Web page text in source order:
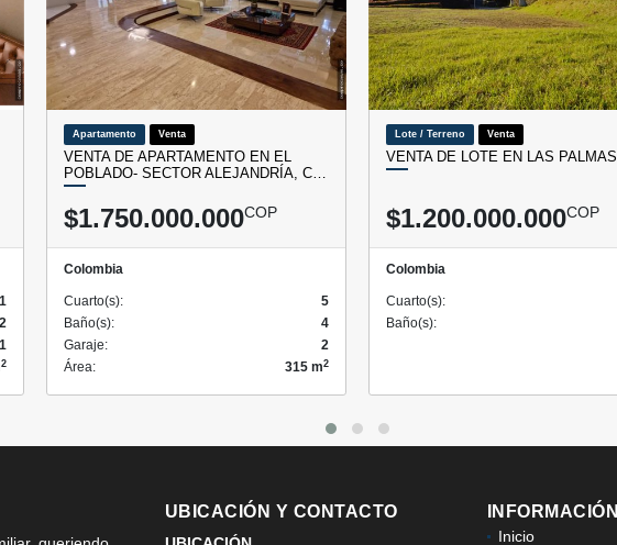
1
2
1
2
Apartamento Venta
VENTA DE APARTAMENTO EN EL
POBLADO- SECTOR ALEJANDRÍA, C…
$1.750.000.000COP
Colombia
Cuarto(s):
5
Baño(s):
4
Garaje:
2
Área:
315 m2
Lote / Terreno Venta
VENTA DE LOTE EN LAS PALMAS
$1.200.000.000COP
Colombia
Cuarto(s):
Baño(s):
UBICACIÓN Y CONTACTO INFORMACIÓN
Inicio